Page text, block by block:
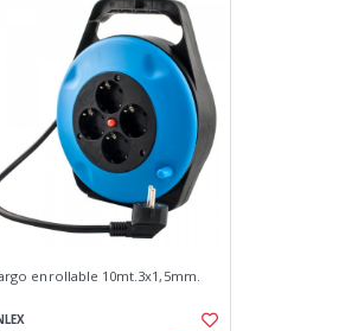
enrollable 10mt.3x1,5mm.